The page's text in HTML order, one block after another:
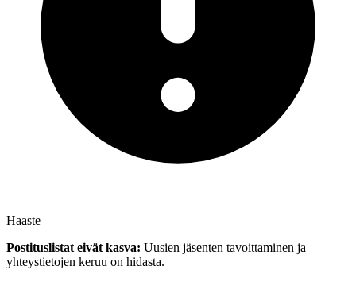
Haaste
Postituslistat eivät kasva: Uusien jäsenten tavoittaminen ja
yhteystietojen keruu on hidasta.